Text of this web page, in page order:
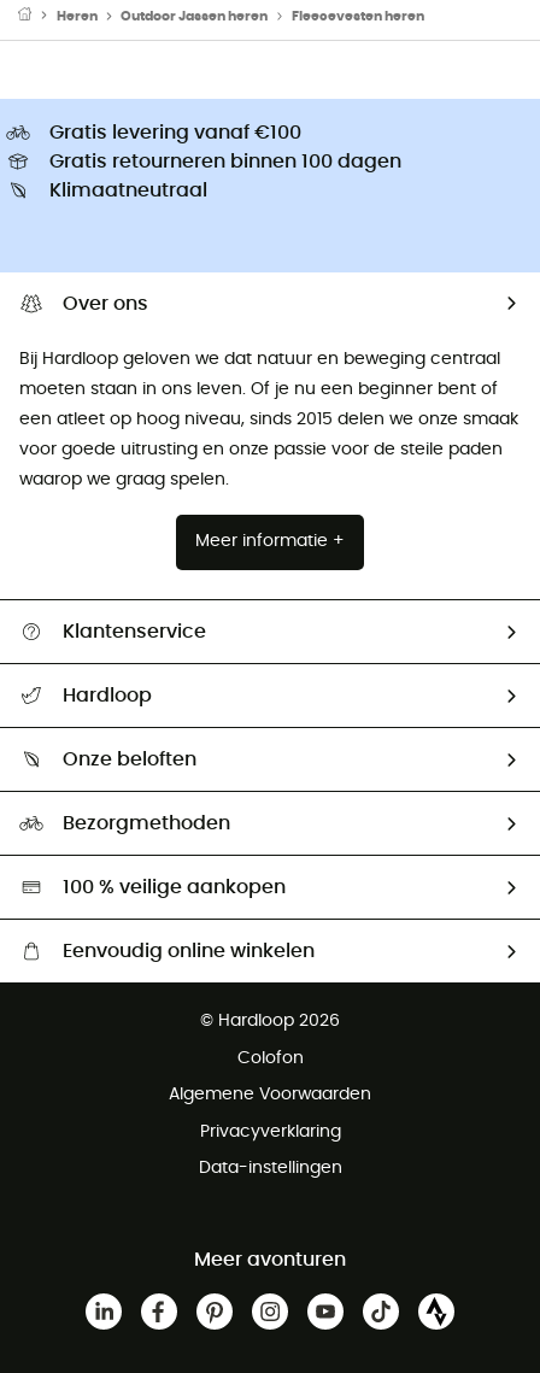
Heren Outdoor Jassen heren Fleecevesten heren
Gratis levering vanaf €100
Gratis retourneren binnen 100 dagen
Klimaatneutraal
Over ons
Bij Hardloop geloven we dat natuur en beweging centraal
moeten staan ​​in ons leven. Of je nu een beginner bent of
een atleet op hoog niveau, sinds 2015 delen we onze smaak
voor goede uitrusting en onze passie voor de steile paden
waarop we graag spelen.
Meer informatie +
Klantenservice
Mijn zending volgen
Retourzendingen & Terugbetalingen
Hardloop
Ambassadeurs
Onze beloften
Hardgreen
Bezorgmethoden
100 % veilige aankopen
Eenvoudig online winkelen
Gratis retourneren binnen 100 dagen
© Hardloop 2026
Colofon
Algemene Voorwaarden
Privacyverklaring
Data-instellingen
Meer avonturen